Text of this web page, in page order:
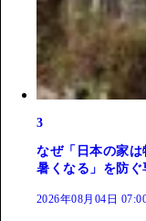
3
なぜ「日本の家
暑くなる」を防
2026年08月04日